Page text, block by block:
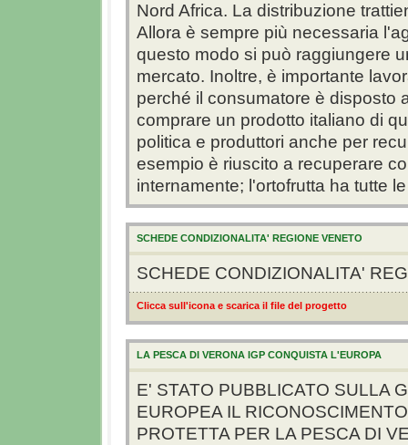
Nord Africa. La distribuzione
Allora è sempre più necessaria
questo modo si può raggiungere
mercato. Inoltre, è importante
perché il consumatore è disposto
comprare un prodotto italiano di
politica e produttori anche per
esempio è riuscito a recuperare
internamente; l'ortofrutta ha tutte
SCHEDE CONDIZIONALITA' REGIONE VENETO
SCHEDE CONDIZIONALITA'
Clicca sull'icona e scarica il file del progetto
LA PESCA DI VERONA IGP CONQUISTA L'EUROPA
E' STATO PUBBLICATO SULLA
EUROPEA IL
PROTETTA PER LA PESCA DI